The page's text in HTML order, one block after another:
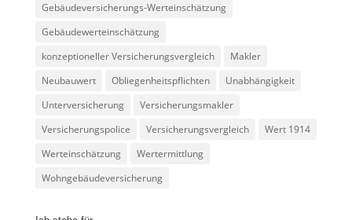
Gebäudeversicherungs-Werteinschätzung
Gebäudewerteinschätzung
konzeptioneller Versicherungsvergleich
Makler
Neubauwert
Obliegenheitspflichten
Unabhängigkeit
Unterversicherung
Versicherungsmakler
Versicherungspolice
Versicherungsvergleich
Wert 1914
Werteinschätzung
Wertermittlung
Wohngebäudeversicherung